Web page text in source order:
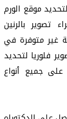
موقع الورم
تصوير بالرنين
غير متوفرة في
فلوريا لتحديد
جميع أنواع